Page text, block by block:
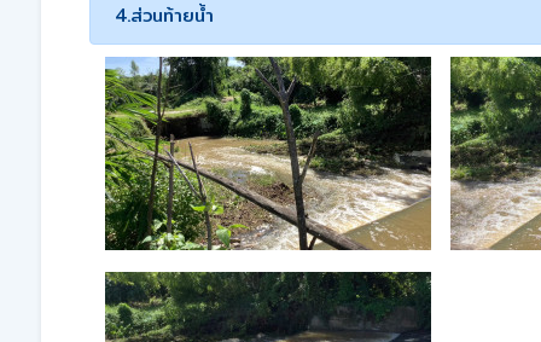
4.ส่วนท้ายน้ำ